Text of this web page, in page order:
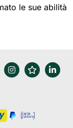
le sue abilità